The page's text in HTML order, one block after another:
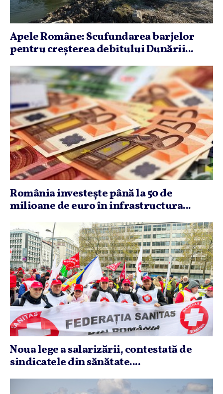
Apele Române: Scufundarea barjelor
pentru creşterea debitului Dunării...
România investeşte până la 50 de
milioane de euro în infrastructura...
Noua lege a salarizării, contestată de
sindicatele din sănătate....